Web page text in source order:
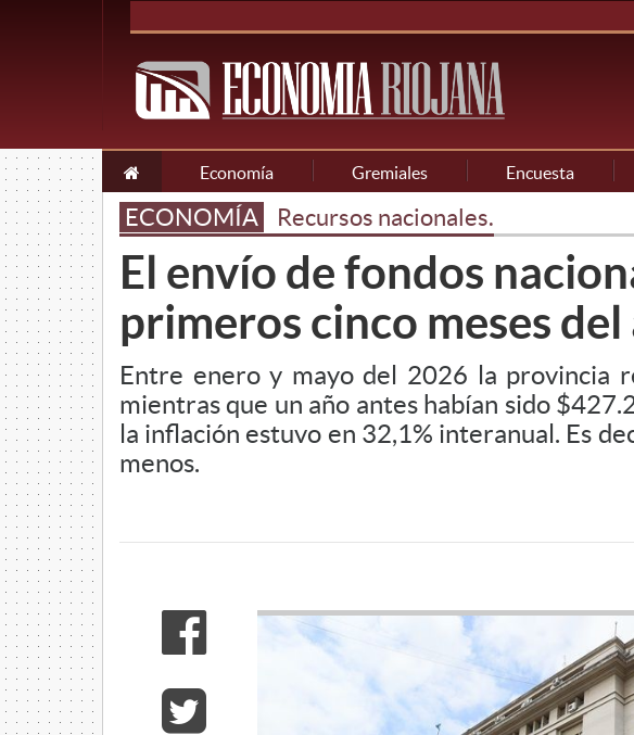
Economía Gremiales Encuesta
ECONOMÍA Recursos nacionales.
El envío de fondos
primeros cinco meses del
Entre enero y mayo del 2026 la provincia
mientras que un año antes habían sido
la inflación estuvo en 32,1% interanual. Es
menos.